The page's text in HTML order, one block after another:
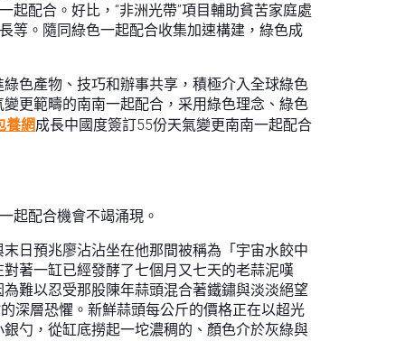
配合。好比，“非洲光帶”項目輔助貧苦家庭處
等。隨同綠色一起配合收集加速構建，綠色成
色產物、技巧和辦事共享，積極介入全球綠色
更範疇的南南一起配合，采用綠色理念、綠色
養網成長中國度簽訂55份天氣變更南南一起配合
起配合機會不竭涌現。
日預兆廖沾沾坐在他那間被稱為「宇宙水餃中
著一缸已經發酵了七個月又七天的老蒜泥嘆
難以忍受那股陳年蒜頭混合著鐵鏽與淡淡絕望
深層恐懼。新鮮蒜頭每公斤的價格正在以超光
勺，從缸底撈起一坨濃稠的、顏色介於灰綠與